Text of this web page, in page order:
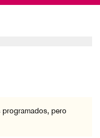
programados, pero